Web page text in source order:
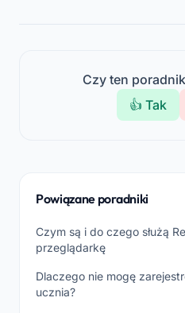
Czy ten
👍 Tak
Powiązane poradniki
Czym są i do czego służą
przeglądarkę
Dlaczego nie mogę
ucznia?